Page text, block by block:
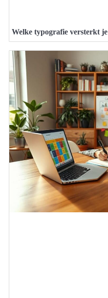
Welke typografie versterkt